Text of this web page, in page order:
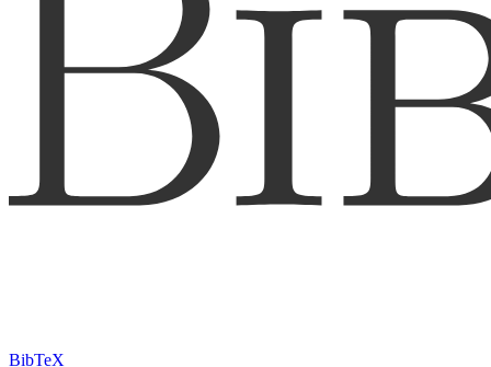
BibTeX